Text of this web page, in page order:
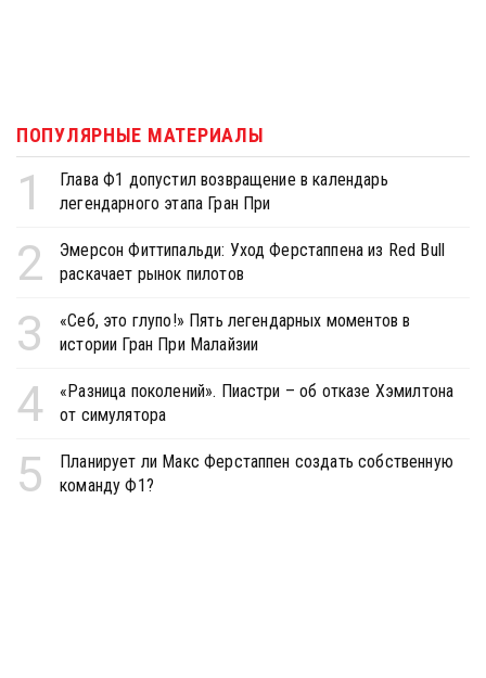
ПОПУЛЯРНЫЕ МАТЕРИАЛЫ
1
Глава Ф1 допустил возвращение в календарь
легендарного этапа Гран При
2
Эмерсон Фиттипальди: Уход Ферстаппена из Red Bull
раскачает рынок пилотов
3
«Себ, это глупо!» Пять легендарных моментов в
истории Гран При Малайзии
4
«Разница поколений». Пиастри – об отказе Хэмилтона
от симулятора
5
Планирует ли Макс Ферстаппен создать собственную
команду Ф1?